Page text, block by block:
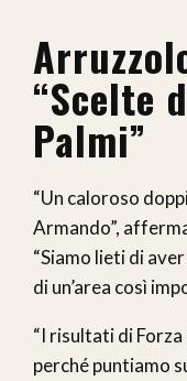
“Scelte
Palmi”
“Un caloroso
Armando”,
“Siamo lieti di
di un’area così
“I risultati di
perché puntiamo